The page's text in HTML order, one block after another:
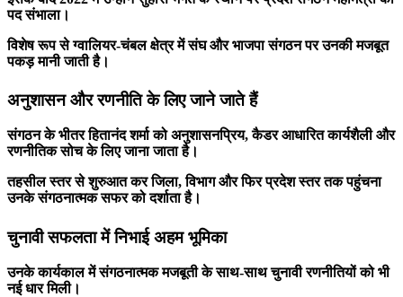
पद संभाला।
विशेष रूप से ग्वालियर-चंबल क्षेत्र में संघ और भाजपा संगठन पर उनकी मजबूत
पकड़ मानी जाती है।
अनुशासन और रणनीति के लिए जाने जाते हैं
संगठन के भीतर हितानंद शर्मा को अनुशासनप्रिय, कैडर आधारित कार्यशैली और
रणनीतिक सोच के लिए जाना जाता है।
तहसील स्तर से शुरुआत कर जिला, विभाग और फिर प्रदेश स्तर तक पहुंचना
उनके संगठनात्मक सफर को दर्शाता है।
चुनावी सफलता में निभाई अहम भूमिका
उनके कार्यकाल में संगठनात्मक मजबूती के साथ-साथ चुनावी रणनीतियों को भी
नई धार मिली।